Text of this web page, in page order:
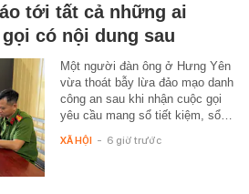
tới tất cả những ai
có nội dung sau
Một người đàn ông ở Hưng Yên
vừa thoát bẫy lừa đảo mạo danh
công an sau khi nhận cuộc gọi
yêu cầu mang sổ tiết kiệm, sổ…
XÃ HỘI - 6 giờ trước